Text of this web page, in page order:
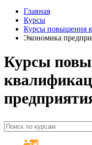
Главная
Курсы
Курсы повышения
Экономика
Курсы